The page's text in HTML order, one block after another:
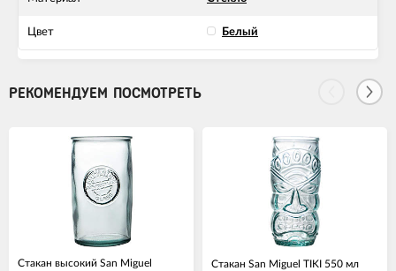
Цвет Белый
РЕКОМЕНДУЕМ ПОСМОТРЕТЬ
Стакан высокий San Miguel
Стакан San Miguel TIKI 550 мл